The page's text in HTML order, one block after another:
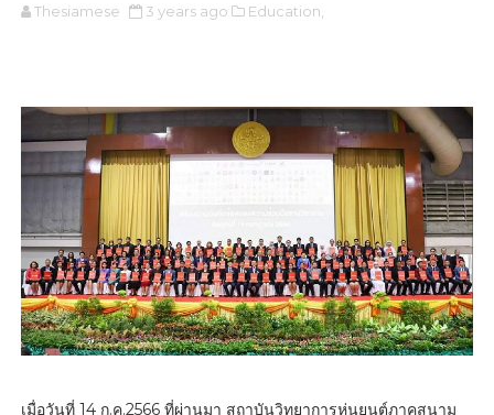
Thesiamese 3 years ago Education,
เมื่อวันที่ 14 ก.ค.2566 ที่ผ่านมา สถาบันวิทยาการหุ่นยนต์ภาคสนาม